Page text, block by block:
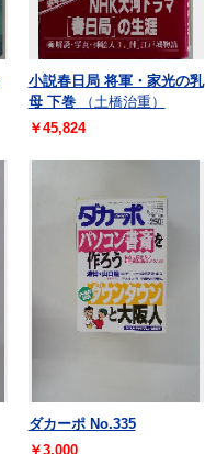
小説春日局 将軍・家光の乳
母 下巻
（土橋治重）
￥45,824
ダカーポ No.335
￥3,000